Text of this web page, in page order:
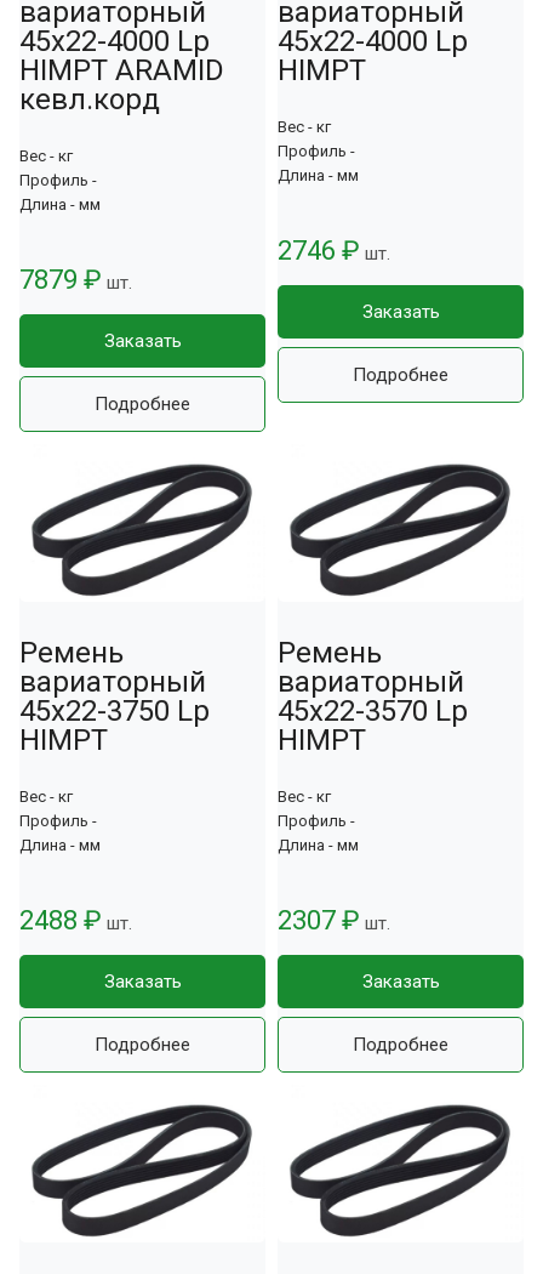
вариаторный
45х22-4000 Lp
HIMPT ARAMID
кевл.корд
Вес - кг
Профиль -
Длина - мм
7879 ₽ шт.
Заказать
Подробнее
вариаторный
45х22-4000 Lp
HIMPT
Вес - кг
Профиль -
Длина - мм
2746 ₽ шт.
Заказать
Подробнее
Ремень
вариаторный
45х22-3750 Lp
HIMPT
Вес - кг
Профиль -
Длина - мм
2488 ₽ шт.
Заказать
Подробнее
Ремень
вариаторный
45х22-3570 Lp
HIMPT
Вес - кг
Профиль -
Длина - мм
2307 ₽ шт.
Заказать
Подробнее